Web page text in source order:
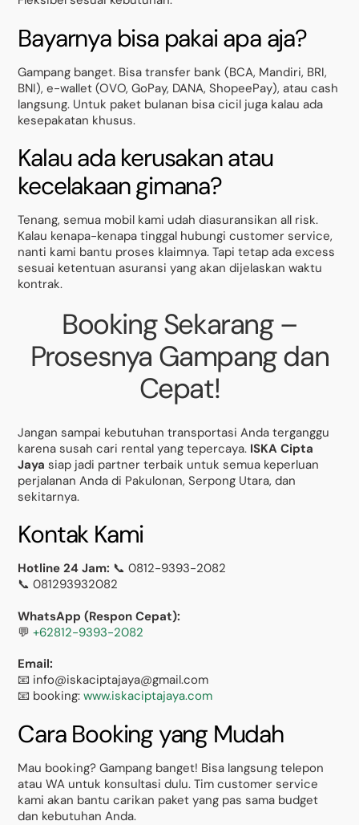
Bayarnya bisa pakai apa aja?
Gampang banget. Bisa transfer bank (BCA, Mandiri, BRI,
BNI), e-wallet (OVO, GoPay, DANA, ShopeePay), atau cash
langsung. Untuk paket bulanan bisa cicil juga kalau ada
kesepakatan khusus.
Kalau ada kerusakan atau
kecelakaan gimana?
Tenang, semua mobil kami udah diasuransikan all risk.
Kalau kenapa-kenapa tinggal hubungi customer service,
nanti kami bantu proses klaimnya. Tapi tetap ada excess
sesuai ketentuan asuransi yang akan dijelaskan waktu
kontrak.
Booking Sekarang –
Prosesnya Gampang dan
Cepat!
Jangan sampai kebutuhan transportasi Anda terganggu
karena susah cari rental yang tepercaya. ISKA Cipta
Jaya siap jadi partner terbaik untuk semua keperluan
perjalanan Anda di Pakulonan, Serpong Utara, dan
sekitarnya.
Kontak Kami
Hotline 24 Jam: 📞 0812-9393-2082
📞 081293932082
WhatsApp (Respon Cepat):
💬 +62812-9393-2082
Email:
📧 info@iskaciptajaya@gmail.com
📧 booking:www.iskaciptajaya.com
Cara Booking yang Mudah
Mau booking? Gampang banget! Bisa langsung telepon
atau WA untuk konsultasi dulu. Tim customer service
kami akan bantu carikan paket yang pas sama budget
dan kebutuhan Anda.